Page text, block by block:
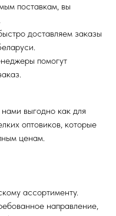
поставкам, вы
доставляем заказы
помогут
выгодно как для
оптовиков, которые
ценам.
ассортименту.
направление,